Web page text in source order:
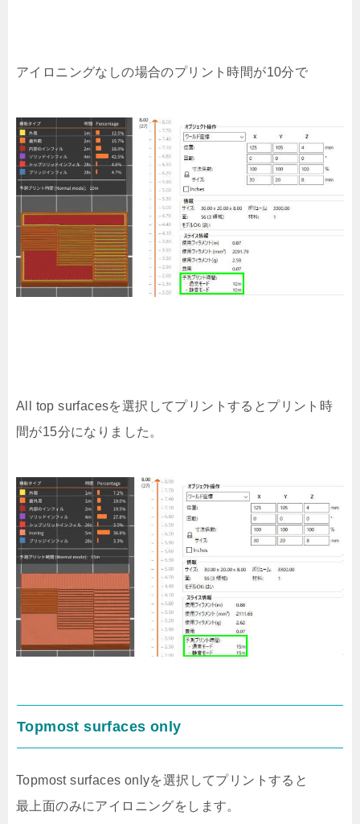
アイロニングなしの場合のプリント時間が10分で
All top surfacesを選択してプリントするとプリント時
間が15分になりました。
Topmost surfaces only
Topmost surfaces onlyを選択してプリントすると
最上面のみにアイロニングをします。